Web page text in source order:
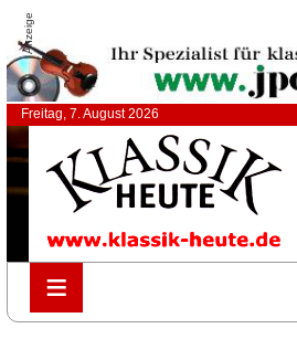
Anzeige
Freitag, 7. August 2026
≡
≡